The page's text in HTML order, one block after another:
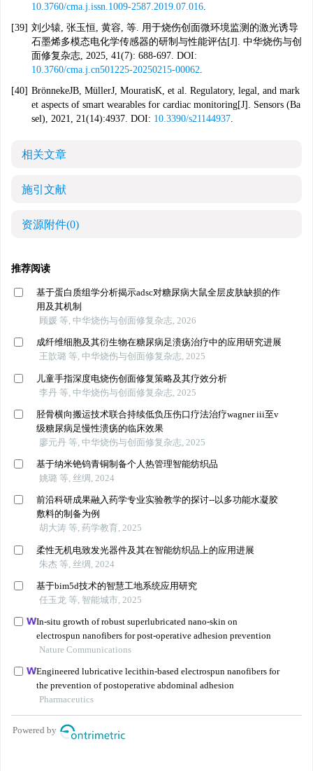
10.3760/cma.j.issn.1009-2587.2019.07.016.
[39] 刘少辕, 张玉恒, 黄容, 等. 用于烧伤创面微环境监测的激光诱导
石墨烯多模态电化学传感器的研制与性能评估[J]. 中华烧伤与创
面修复杂志, 2025, 41(7): 688-697. DOI:
10.3760/cma.j.cn501225-20250215-00062.
[40] BrönnekeJB, MüllerJ, MouratisK, et al. Regulatory, legal, and mark
et aspects of smart wearables for cardiac monitoring[J]. Sensors (Ba
sel), 2021, 21(14):4937. DOI: 10.3390/s21144937.
相关文章
施引文献
资源附件(0)